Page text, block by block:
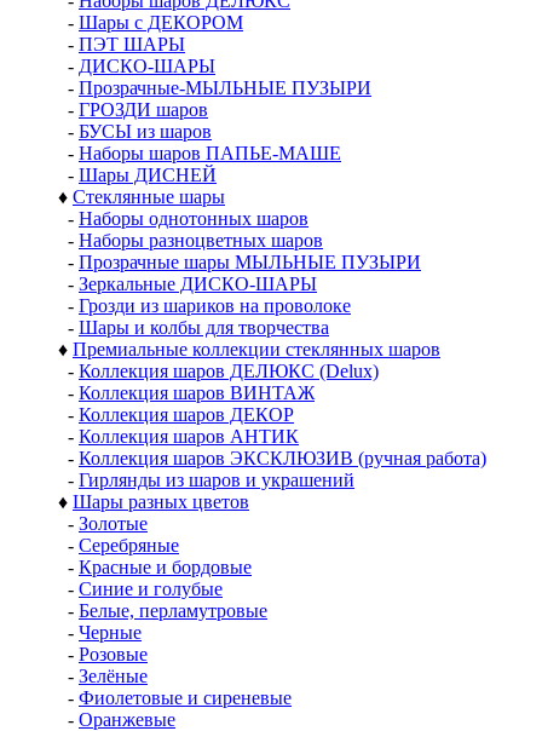
- Шары с ДЕКОРОМ
- ПЭТ ШАРЫ
- ДИСКО-ШАРЫ
- Прозрачные-МЫЛЬНЫЕ ПУЗЫРИ
- ГРОЗДИ шаров
- БУСЫ из шаров
- Наборы шаров ПАПЬЕ-МАШЕ
- Шары ДИСНЕЙ
♦ Стеклянные шары
- Наборы однотонных шаров
- Наборы разноцветных шаров
- Прозрачные шары МЫЛЬНЫЕ ПУЗЫРИ
- Зеркальные ДИСКО-ШАРЫ
- Грозди из шариков на проволоке
- Шары и колбы для творчества
♦ Премиальные коллекции стеклянных шаров
- Коллекция шаров ДЕЛЮКС (Delux)
- Коллекция шаров ВИНТАЖ
- Коллекция шаров ДЕКОР
- Коллекция шаров АНТИК
- Коллекция шаров ЭКСКЛЮЗИВ (ручная работа)
- Гирлянды из шаров и украшений
♦ Шары разных цветов
- Золотые
- Серебряные
- Красные и бордовые
- Синие и голубые
- Белые, перламутровые
- Черные
- Розовые
- Зелёные
- Фиолетовые и сиреневые
- Оранжевые